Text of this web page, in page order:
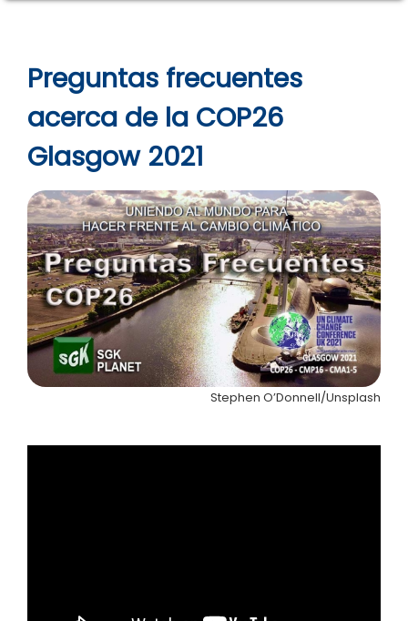
Preguntas frecuentes
acerca de la COP26
Glasgow 2021
Stephen O’Donnell/Unsplash